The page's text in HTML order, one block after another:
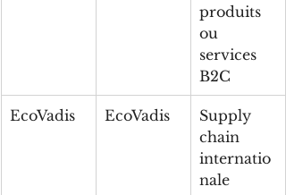
produits
ou
services
B2C
EcoVadis EcoVadis
Supply
chain
internatio
nale